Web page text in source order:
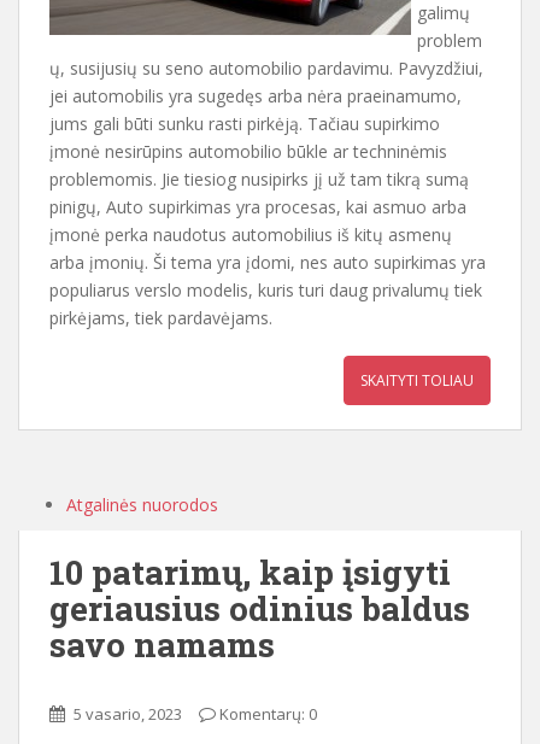
galimų
problem
ų, susijusių su seno automobilio pardavimu. Pavyzdžiui,
jei automobilis yra sugedęs arba nėra praeinamumo,
jums gali būti sunku rasti pirkėją. Tačiau supirkimo
įmonė nesirūpins automobilio būkle ar techninėmis
problemomis. Jie tiesiog nusipirks jį už tam tikrą sumą
pinigų, Auto supirkimas yra procesas, kai asmuo arba
įmonė perka naudotus automobilius iš kitų asmenų
arba įmonių. Ši tema yra įdomi, nes auto supirkimas yra
populiarus verslo modelis, kuris turi daug privalumų tiek
pirkėjams, tiek pardavėjams.
SKAITYTI TOLIAU
Atgalinės nuorodos
10 patarimų, kaip įsigyti
geriausius odinius baldus
savo namams
5 vasario, 2023 Komentarų: 0